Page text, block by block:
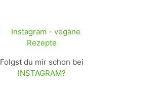
Folgst du mir schon bei
INSTAGRAM?